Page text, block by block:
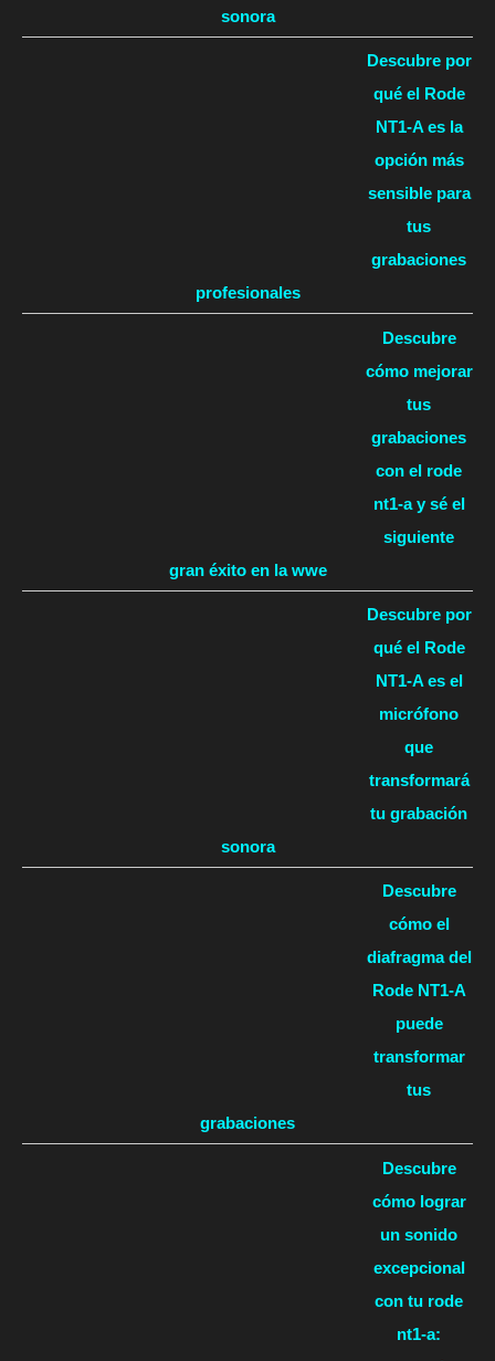
sonora
Descubre por
qué el Rode
NT1-A es la
opción más
sensible para
tus
grabaciones
profesionales
Descubre
cómo mejorar
tus
grabaciones
con el rode
nt1-a y sé el
siguiente
gran éxito en la wwe
Descubre por
qué el Rode
NT1-A es el
micrófono
que
transformará
tu grabación
sonora
Descubre
cómo el
diafragma del
Rode NT1-A
puede
transformar
tus
grabaciones
Descubre
cómo lograr
un sonido
excepcional
con tu rode
nt1-a: